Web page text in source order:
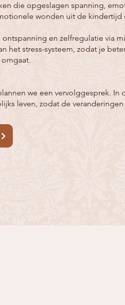
die opgeslagen spanning,
wonden uit de
ontspanning en zelfregulatie via
het stress-systeem, zodat je
we een vervolggesprek.
leven, zodat de